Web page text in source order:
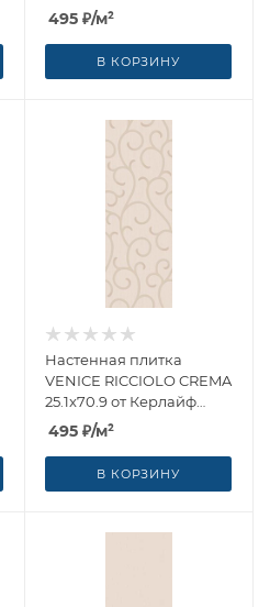
(Россия)
495 ₽/м²
В КОРЗИНУ
Настенная плитка
VENICE RICCIOLO CREMA
25.1x70.9 от Керлайф
(Россия)
495 ₽/м²
В КОРЗИНУ